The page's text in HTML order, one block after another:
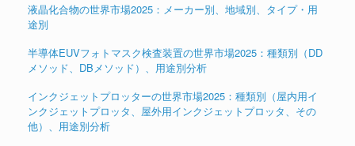
液晶化合物の世界市場2025：メーカー別、地域別、タイプ・用
途別
半導体EUVフォトマスク検査装置の世界市場2025：種類別（DD
メソッド、DBメソッド）、用途別分析
インクジェットプロッターの世界市場2025：種類別（屋内用イ
ンクジェットプロッタ、屋外用インクジェットプロッタ、その
他）、用途別分析